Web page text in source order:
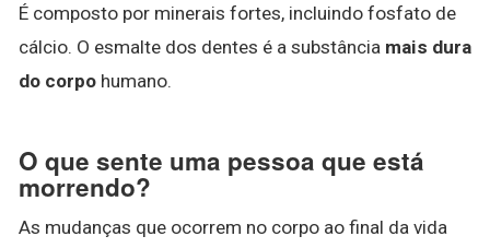
É composto por minerais fortes, incluindo fosfato de
cálcio. O esmalte dos dentes é a substância mais dura
do corpo humano.
O que sente uma pessoa que está
morrendo?
As mudanças que ocorrem no corpo ao final da vida